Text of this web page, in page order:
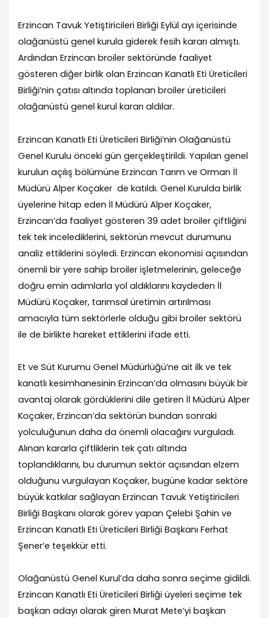
Erzincan Tavuk Yetiştiricileri Birliği Eylül ayı içerisinde
olağanüstü genel kurula giderek fesih kararı almıştı.
Ardından Erzincan broiler sektöründe faaliyet
gösteren diğer birlik olan Erzincan Kanatlı Eti Üreticileri
Birliği’nin çatısı altında toplanan broiler üreticileri
olağanüstü genel kurul kararı aldılar.
Erzincan Kanatlı Eti Üreticileri Birliği’nin Olağanüstü
Genel Kurulu önceki gün gerçekleştirildi. Yapılan genel
kurulun açılış bölümüne Erzincan Tarım ve Orman İl
Müdürü Alper Koçaker de katıldı. Genel Kurulda birlik
üyelerine hitap eden İl Müdürü Alper Koçaker,
Erzincan’da faaliyet gösteren 39 adet broiler çiftliğini
tek tek incelediklerini, sektörün mevcut durumunu
analiz ettiklerini söyledi. Erzincan ekonomisi açısından
önemli bir yere sahip broiler işletmelerinin, geleceğe
doğru emin adımlarla yol aldıklarını kaydeden İl
Müdürü Koçaker, tarımsal üretimin artırılması
amacıyla tüm sektörlerle olduğu gibi broiler sektörü
ile de birlikte hareket ettiklerini ifade etti.
Et ve Süt Kurumu Genel Müdürlüğü’ne ait ilk ve tek
kanatlı kesimhanesinin Erzincan’da olmasını büyük bir
avantaj olarak gördüklerini dile getiren İl Müdürü Alper
Koçaker, Erzincan’da sektörün bundan sonraki
yolculuğunun daha da önemli olacağını vurguladı.
Alınan kararla çiftliklerin tek çatı altında
toplandıklarını, bu durumun sektör açısından elzem
olduğunu vurgulayan Koçaker, bugüne kadar sektöre
büyük katkılar sağlayan Erzincan Tavuk Yetiştiricileri
Birliği Başkanı olarak görev yapan Çelebi Şahin ve
Erzincan Kanatlı Eti Üreticileri Birliği Başkanı Ferhat
Şener’e teşekkür etti.
Olağanüstü Genel Kurul’da daha sonra seçime gidildi.
Erzincan Kanatlı Eti Üreticileri Birliği üyeleri seçime tek
başkan adayı olarak giren Murat Mete’yi başkan